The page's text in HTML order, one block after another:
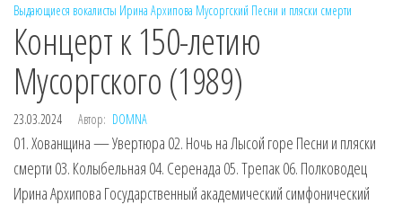
Выдающиеся вокалисты Ирина Архипова Мусоргский Песни и пляски смерти
Концерт к 150-летию
Мусоргского (1989)
23.03.2024 Автор: DOMNA
01. Хованщина — Увертюра 02. Ночь на Лысой горе Песни и пляски
смерти 03. Колыбельная 04. Серенада 05. Трепак 06. Полководец
Ирина Архипова Государственный академический симфонический